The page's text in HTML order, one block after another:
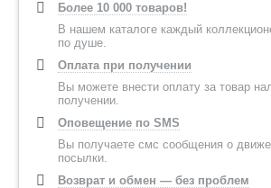
Более 10 000 товаров!
В нашем каталоге каждый
по душе.
Оплата при получении
Вы можете внести оплату за товар
получении.
Оповещение по SMS
Вы получаете смс сообщения о
посылки.
Возврат и обмен — без проблем